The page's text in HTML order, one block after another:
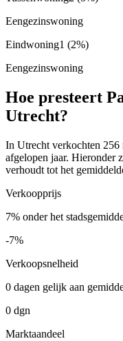
Eengezinswoning
Eindwoning1 (2%)
Eengezinswoning
Hoe presteert
Utrecht?
In Utrecht verkochten 256
afgelopen jaar. Hieronder
verhoudt tot het
Verkoopprijs
7% onder het
-7%
Verkoopsnelheid
0 dagen gelijk aan
0 dgn
Marktaandeel